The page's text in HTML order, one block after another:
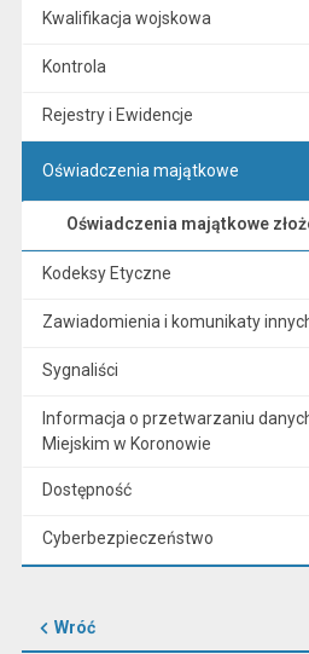
Kwalifikacja wojskowa
Kontrola
Rejestry i Ewidencje
Oświadczenia majątkowe
Oświadczenia majątkowe
Kodeksy Etyczne
Zawiadomienia i komunikaty
Sygnaliści
Informacja o przetwarzaniu
Miejskim w Koronowie
Dostępność
Cyberbezpieczeństwo
Wróć